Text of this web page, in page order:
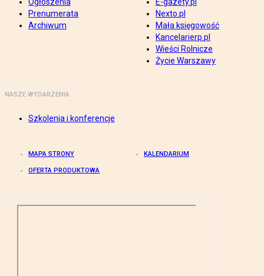
Prenumerata
Archiwum
Nexto.pl
Mała księgowość
Kancelarierp.pl
Wieści Rolnicze
Życie Warszawy
NASZE WYDARZENIA
Szkolenia i konferencje
MAPA STRONY KALENDARIUM
OFERTA PRODUKTOWA